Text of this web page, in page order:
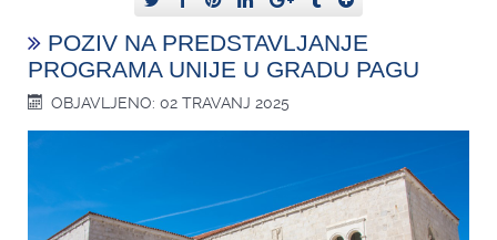
POZIV NA PREDSTAVLJANJE
PROGRAMA UNIJE U GRADU PAGU
OBJAVLJENO: 02 TRAVANJ 2025